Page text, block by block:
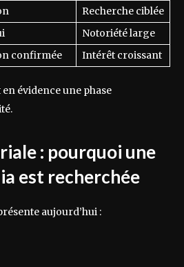
Recherche ciblée
Notoriété large
confirmée Intérêt croissant
évidence une phase
: pourquoi une
est recherchée
aujourd’hui :